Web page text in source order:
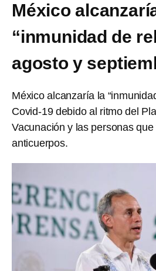
México
“inmunidad de
agosto y
México alcanzaría la
Covid-19 debido al ritmo del
Vacunación y las personas que
anticuerpos.